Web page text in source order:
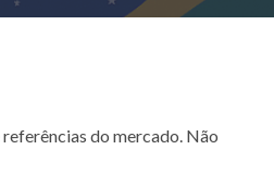
do mercado. Não